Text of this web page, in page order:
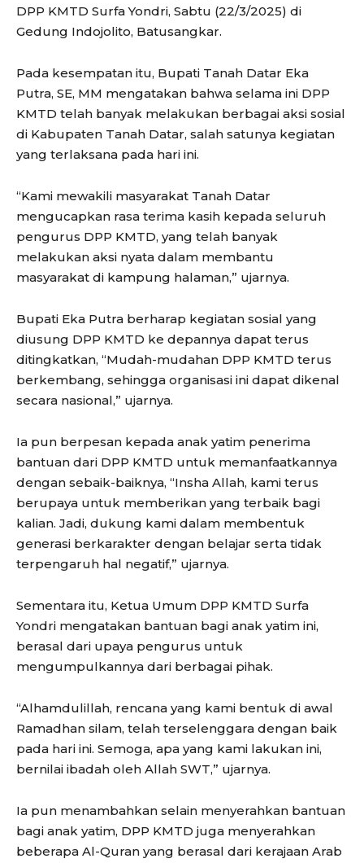
DPP KMTD Surfa Yondri, Sabtu (22/3/2025) di
Gedung Indojolito, Batusangkar.
Pada kesempatan itu, Bupati Tanah Datar Eka
Putra, SE, MM mengatakan bahwa selama ini DPP
KMTD telah banyak melakukan berbagai aksi sosial
di Kabupaten Tanah Datar, salah satunya kegiatan
yang terlaksana pada hari ini.
“Kami mewakili masyarakat Tanah Datar
mengucapkan rasa terima kasih kepada seluruh
pengurus DPP KMTD, yang telah banyak
melakukan aksi nyata dalam membantu
masyarakat di kampung halaman,” ujarnya.
Bupati Eka Putra berharap kegiatan sosial yang
diusung DPP KMTD ke depannya dapat terus
ditingkatkan, “Mudah-mudahan DPP KMTD terus
berkembang, sehingga organisasi ini dapat dikenal
secara nasional,” ujarnya.
Ia pun berpesan kepada anak yatim penerima
bantuan dari DPP KMTD untuk memanfaatkannya
dengan sebaik-baiknya, “Insha Allah, kami terus
berupaya untuk memberikan yang terbaik bagi
kalian. Jadi, dukung kami dalam membentuk
generasi berkarakter dengan belajar serta tidak
terpengaruh hal negatif,” ujarnya.
Sementara itu, Ketua Umum DPP KMTD Surfa
Yondri mengatakan bantuan bagi anak yatim ini,
berasal dari upaya pengurus untuk
mengumpulkannya dari berbagai pihak.
“Alhamdulillah, rencana yang kami bentuk di awal
Ramadhan silam, telah terselenggara dengan baik
pada hari ini. Semoga, apa yang kami lakukan ini,
bernilai ibadah oleh Allah SWT,” ujarnya.
Ia pun menambahkan selain menyerahkan bantuan
bagi anak yatim, DPP KMTD juga menyerahkan
beberapa Al-Quran yang berasal dari kerajaan Arab